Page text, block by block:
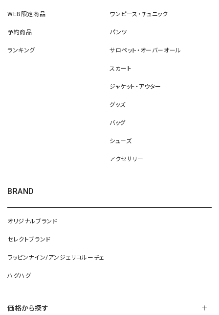
WEB限定商品
予約商品
ランキング
ワンピース・チュニック
パンツ
サロペット・オーバーオール
スカート
ジャケット・アウター
グッズ
バッグ
シューズ
アクセサリー
BRAND
オリジナルブランド
セレクトブランド
ラッピンナイン/アンジェリコルーチェ
ハグハグ
価格から探す